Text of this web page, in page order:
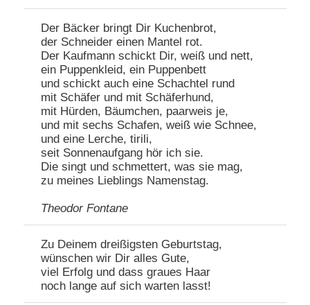
Der Bäcker bringt Dir Kuchenbrot,
der Schneider einen Mantel rot.
Der Kaufmann schickt Dir, weiß und nett,
ein Puppenkleid, ein Puppenbett
und schickt auch eine Schachtel rund
mit Schäfer und mit Schäferhund,
mit Hürden, Bäumchen, paarweis je,
und mit sechs Schafen, weiß wie Schnee,
und eine Lerche, tirili,
seit Sonnenaufgang hör ich sie.
Die singt und schmettert, was sie mag,
zu meines Lieblings Namenstag.
Theodor Fontane
Zu Deinem dreißigsten Geburtstag,
wünschen wir Dir alles Gute,
viel Erfolg und dass graues Haar
noch lange auf sich warten lasst!